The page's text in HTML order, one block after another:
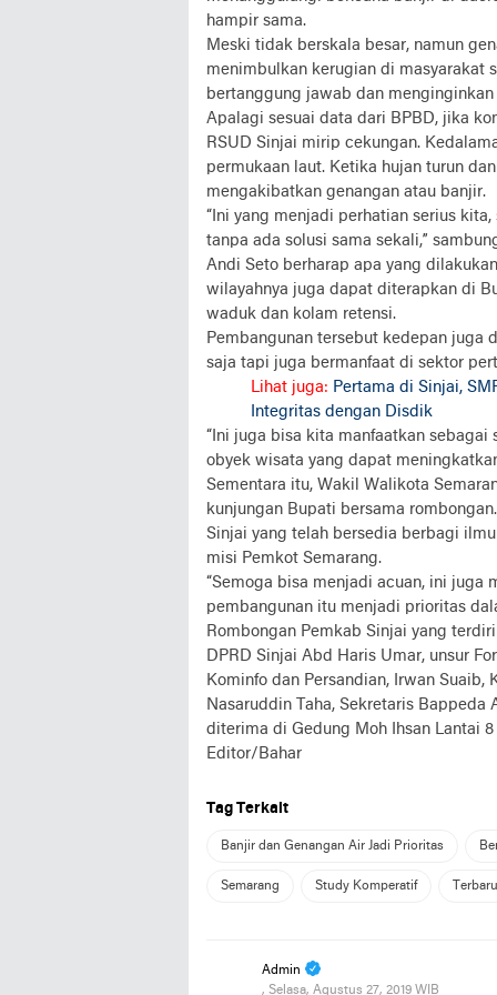
hampir sama.
Meski tidak berskala besar, namun
menimbulkan kerugian di masyarakat
bertanggung jawab dan
Apalagi sesuai data dari BPBD, jika
RSUD Sinjai mirip cekungan.
permukaan laut. Ketika hujan turun
mengakibatkan genangan atau banjir.
“Ini yang menjadi perhatian serius
tanpa ada solusi sama sekali,”
Andi Seto berharap apa yang
wilayahnya juga dapat diterapkan di
waduk dan kolam retensi.
Pembangunan tersebut kedepan juga
saja tapi juga bermanfaat di sektor
Lihat juga: Pertama di Sinjai,
Integritas dengan Disdik
“Ini juga bisa kita manfaatkan
obyek wisata yang dapat
Sementara itu, Wakil Walikota
kunjungan Bupati bersama
Sinjai yang telah bersedia berbagi
misi Pemkot Semarang.
“Semoga bisa menjadi acuan, ini juga
pembangunan itu menjadi prioritas
Rombongan Pemkab Sinjai yang
DPRD Sinjai Abd Haris Umar, unsur
Kominfo dan Persandian, Irwan Suaib,
Nasaruddin Taha, Sekretaris
diterima di Gedung Moh Ihsan Lantai
Editor/Bahar
Tag Terkait
Banjir dan Genangan Air Jadi Prioritas
Semarang Study Komperatif Terbaru
Admin
, Selasa, Agustus 27, 2019 WIB